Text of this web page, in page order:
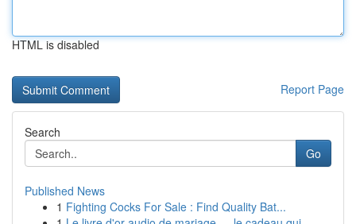
HTML is disabled
Report Page
Search
Go
Published News
1 Fighting Cocks For Sale : Find Quality Bat...